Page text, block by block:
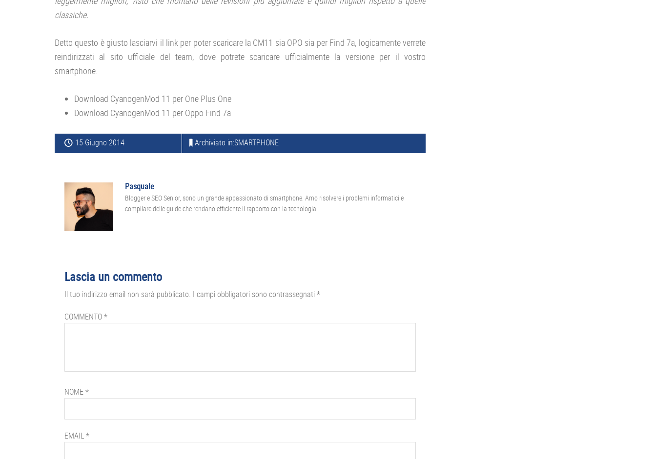
classiche.
Detto questo è giusto lasciarvi il link per poter scaricare la CM11 sia OPO sia per Find 7a, logicamente verrete
reindirizzati al sito ufficiale del team, dove potrete scaricare ufficialmente la versione per il vostro
smartphone.
Download CyanogenMod 11 per One Plus One
Download CyanogenMod 11 per Oppo Find 7a
15 Giugno 2014 Archiviato in:SMARTPHONE
Pasquale
Blogger e SEO Senior, sono un grande appassionato di smartphone. Amo risolvere i problemi informatici e
compilare delle guide che rendano efficiente il rapporto con la tecnologia.
Interazioni
del
lettore
Lascia un commento
Il tuo indirizzo email non sarà pubblicato. I campi obbligatori sono contrassegnati *
COMMENTO*
NOME*
EMAIL*